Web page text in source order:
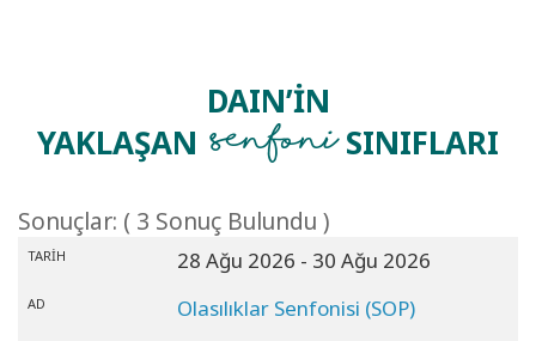
DAIN’İN
YAKLAŞAN SenfoniSINIFLARI
Sonuçlar: ( 3 Sonuç Bulundu )
TARIH 28 Ağu 2026 - 30 Ağu 2026
AD Olasılıklar Senfonisi (SOP)